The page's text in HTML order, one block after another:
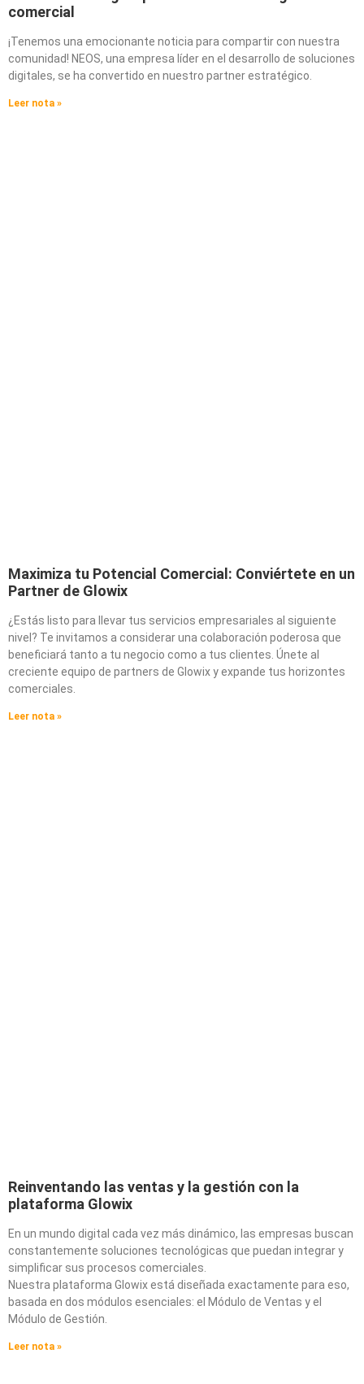
comercial
¡Tenemos una emocionante noticia para compartir con nuestra
comunidad! NEOS, una empresa líder en el desarrollo de soluciones
digitales, se ha convertido en nuestro partner estratégico.
Leer nota »
Maximiza tu Potencial Comercial: Conviértete en un
Partner de Glowix
¿Estás listo para llevar tus servicios empresariales al siguiente
nivel? Te invitamos a considerar una colaboración poderosa que
beneficiará tanto a tu negocio como a tus clientes. Únete al
creciente equipo de partners de Glowix y expande tus horizontes
comerciales.
Leer nota »
Reinventando las ventas y la gestión con la
plataforma Glowix
En un mundo digital cada vez más dinámico, las empresas buscan
constantemente soluciones tecnológicas que puedan integrar y
simplificar sus procesos comerciales.
Nuestra plataforma Glowix está diseñada exactamente para eso,
basada en dos módulos esenciales: el Módulo de Ventas y el
Módulo de Gestión.
Leer nota »